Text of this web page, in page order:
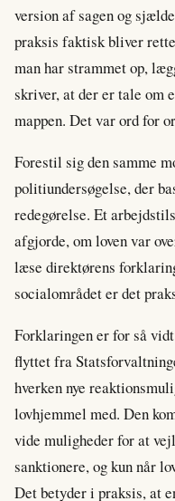
version af sagen og
praksis faktisk bliver
man har strammet op,
skriver, at der er tale om
mappen. Det var ord for
Forestil sig den samme
politiundersøgelse, der
redegørelse. Et
afgjorde, om loven var
læse direktørens
socialområdet er det
Forklaringen er for så
flyttet fra
hverken nye
lovhjemmel med. Den
vide muligheder for at
sanktionere, og kun når
Det betyder i praksis, at